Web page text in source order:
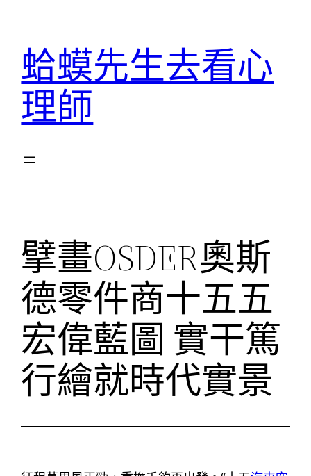
蛤蟆先生去看心
理師
擘畫OSDER奧斯
德零件商十五五
宏偉藍圖 實干篤
行繪就時代實景